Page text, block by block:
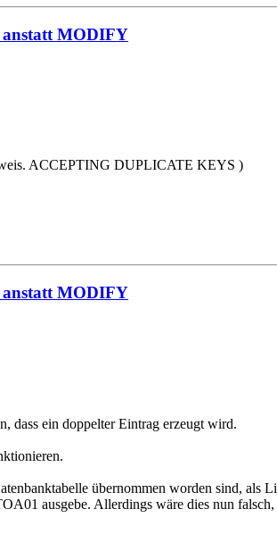
anstatt MODIFY
ACCEPTING DUPLICATE KEYS )
anstatt MODIFY
dass ein doppelter Eintrag erzeugt wird.
übernommen worden sind, als
ausgebe. Allerdings wäre dies nun